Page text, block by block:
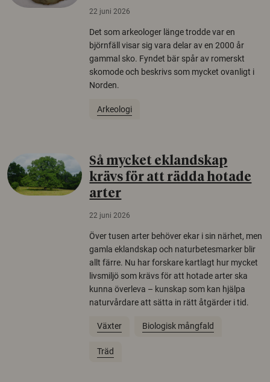
22 juni 2026
Det som arkeologer länge trodde var en
björnfäll visar sig vara delar av en 2000 år
gammal sko. Fyndet bär spår av romerskt
skomode och beskrivs som mycket ovanligt i
Norden.
Arkeologi
Så mycket eklandskap
krävs för att rädda hotade
arter
22 juni 2026
Över tusen arter behöver ekar i sin närhet, men
gamla eklandskap och naturbetesmarker blir
allt färre. Nu har forskare kartlagt hur mycket
livsmiljö som krävs för att hotade arter ska
kunna överleva – kunskap som kan hjälpa
naturvårdare att sätta in rätt åtgärder i tid.
Växter Biologisk mångfald
Träd